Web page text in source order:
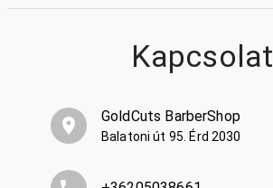
Kapcsolat
GoldCuts BarberShop
Balatoni út 95. Érd 2030